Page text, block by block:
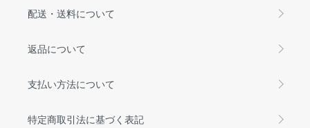
配送・送料について
返品について
支払い方法について
特定商取引法に基づく表記